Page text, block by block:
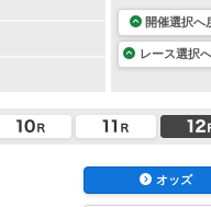
開催選択へ
レース選択
オッズ